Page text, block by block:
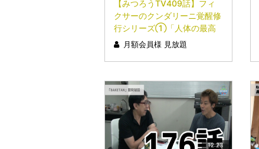
【みつろうTV409話】フィ
クサーのクンダリーニ覚醒修
行シリーズ①「人体の最高
の変化〜エナジーオーガズ
月額会員様 見放題
12:23